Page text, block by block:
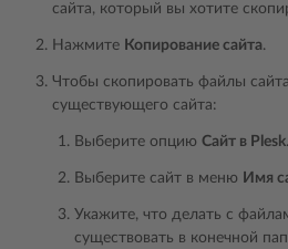
сайта, который вы хотите
Нажмите Копирование сайта.
Чтобы скопировать файлы
существующего сайта:
Выберите опцию Сайт в Plesk.
Выберите сайт в меню Имя
Укажите, что делать с
существовать в конечной